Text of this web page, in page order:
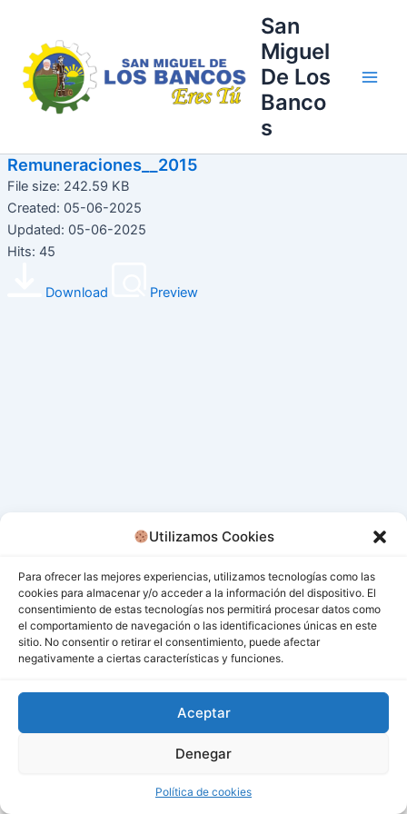
Utilizamos Cookies
Para ofrecer las mejores experiencias, utilizamos tecnologías como las
cookies para almacenar y/o acceder a la información del dispositivo. El
consentimiento de estas tecnologías nos permitirá procesar datos como
el comportamiento de navegación o las identificaciones únicas en este
sitio. No consentir o retirar el consentimiento, puede afectar
negativamente a ciertas características y funciones.
Aceptar
Denegar
Política de cookies
contenido
San
Miguel
De Los
Banco
s
Remuneraciones__2015
File size: 242.59 KB
Created: 05-06-2025
Updated: 05-06-2025
Hits: 45
Download Preview
Todos los derechos © 2026 San Miguel De Los Bancos |